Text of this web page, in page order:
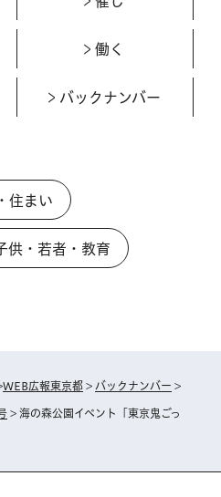
働く
バックナンバー
住まい
供・若者・教育
WEB広報東京都 > バックナンバー >
> 海の森公園イベント「東京鬼ごっ